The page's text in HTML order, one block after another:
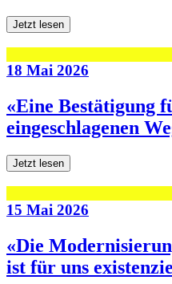
Jetzt lesen
18 Mai 2026
«Eine Bestätigung
eingeschlagenen
Jetzt lesen
15 Mai 2026
«Die
ist für uns